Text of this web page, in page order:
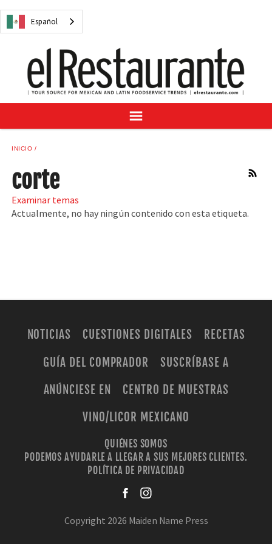
Español
NOTICIAS
RECETAS
GUÍA DEL COMPRADOR
SUSCRÍBASE A
CENTRO DE MUESTRAS
INICIO
RSS
corte
Examinar temas
Actualmente, no hay ningún contenido con esta etiqueta.
NOTICIAS CUESTIONES DIGITALES
RECETAS
GUÍA DEL COMPRADOR
SUSCRÍBASE A
ANÚNCIESE EN
CENTRO DE MUESTRAS
VINO/LICOR MEXICANO
QUIÉNES SOMOS
PODEMOS AYUDARLE A LLEGAR A SUS MEJORES CLIENTES.
POLÍTICA DE PRIVACIDAD
Copyright 2026 Maiden Name Press